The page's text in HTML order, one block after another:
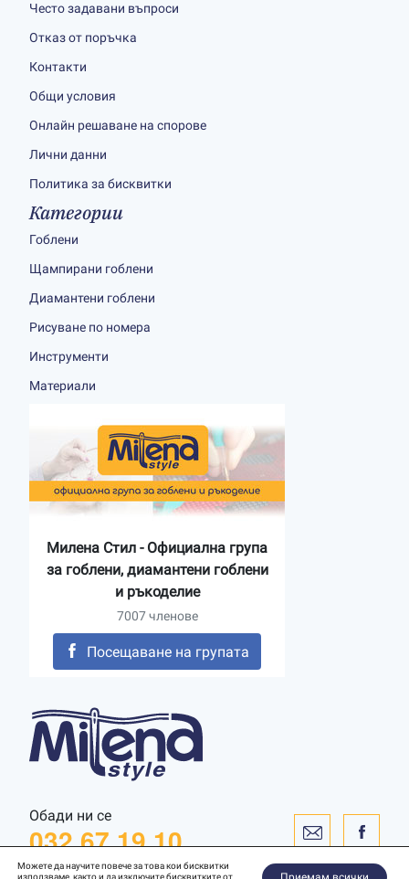
Обади ни се
032 67 19 10
Често задавани въпроси
Отказ от поръчка
Контакти
Общи условия
Онлайн решаване на спорове
Лични данни
Политика за бисквитки
Категории
Гоблени
Щампирани гоблени
Диамантени гоблени
Рисуване по номера
Инструменти
Материали
Милена Стил - Официална група
за гоблени, диамантени гоблени
и ръкоделие
7007 членове
Посещаване на групата
Можете да научите повече за това кои бисквитки
използваме, както и да изключите бисквитките от